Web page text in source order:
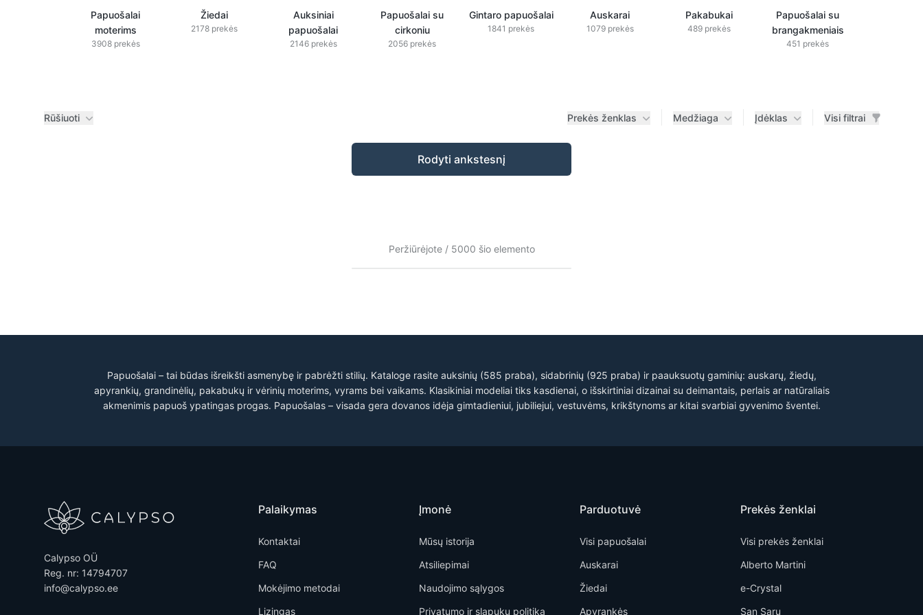
Papuošalai
moterims
3908 prekės
Žiedai
2178 prekės
Auksiniai
papuošalai
2146 prekės
Papuošalai su
cirkoniu
2056 prekės
Gintaro papuošalai
1841 prekės
Auskarai
1079 prekės
Pakabukai
489 prekės
Papuošalai su
brangakmeniais
451 prekės
Papuošalai – tai būdas išreikšti asmenybę ir pabrėžti stilių. Kataloge rasite auksinių (585 praba), sidabrinių (925 praba) ir paauksuotų gaminių: auskarų, žiedų,
apyrankių, grandinėlių, pakabukų ir vėrinių moterims, vyrams bei vaikams. Klasikiniai modeliai tiks kasdienai, o išskirtiniai dizainai su deimantais, perlais ar natūraliais
akmenimis papuoš ypatingas progas. Papuošalas – visada gera dovanos idėja gimtadieniui, jubiliejui, vestuvėms, krikštynoms ar kitai svarbiai gyvenimo šventei.
Rūšiuoti Prekės ženklas Medžiaga Įdėklas Visi filtrai
Rodyti ankstesnį
Peržiūrėjote / 5000 šio elemento
Calypso OÜ
Reg. nr: 14794707
info@calypso.ee
Palaikymas
Kontaktai
FAQ
Mokėjimo metodai
Lizingas
Įmonė
Mūsų istorija
Atsiliepimai
Naudojimo sąlygos
Privatumo ir slapukų politika
Parduotuvė
Visi papuošalai
Auskarai
Žiedai
Apyrankės
Prekės ženklai
Visi prekės ženklai
Alberto Martini
e-Crystal
San Saru